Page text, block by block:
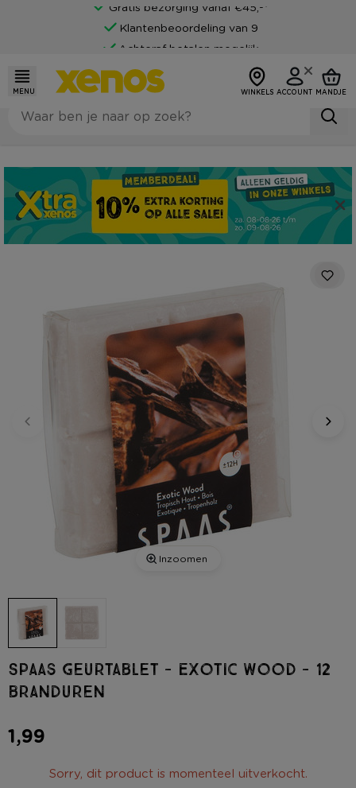
Gratis bezorging vanaf €45,-*
Klantenbeoordeling van 9
Achteraf betalen mogelijk
MENU WINKELS ACCOUNT MANDJE
Inzoomen
Spaas geurtablet - Exotic Wood - 12
branduren
1,99
Sorry, dit product is momenteel uitverkocht.